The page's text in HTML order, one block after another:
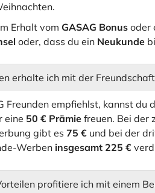
Erhalt vom GASAG Bonus oder
oder, dass du ein Neukunde
erhalte ich mit der
Freunden empfiehlst, kannst du
eine 50 € Prämie freuen. Bei der
gibt es 75 € und bei der
Werben insgesamt 225 €
profitiere ich mit einem